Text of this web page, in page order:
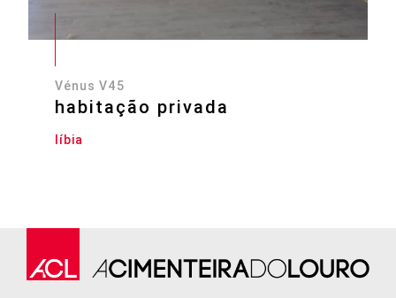
Vénus V45
habitação privada
líbia